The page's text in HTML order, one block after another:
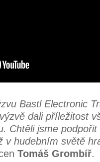
Bastl Electronic
dali příležitost
Chtěli jsme
v hudebním světě
Tomáš Grombíř